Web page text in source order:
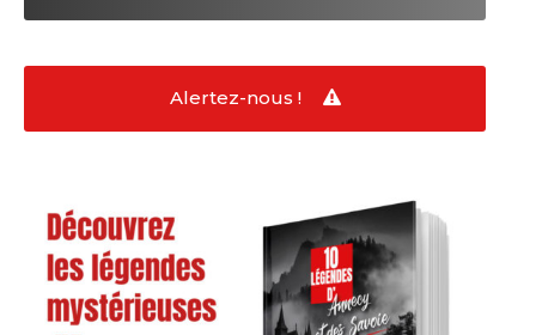
Alertez-nous !